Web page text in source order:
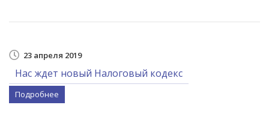
23 апреля 2019
Нас ждет новый Налоговый кодекс
Подробнее